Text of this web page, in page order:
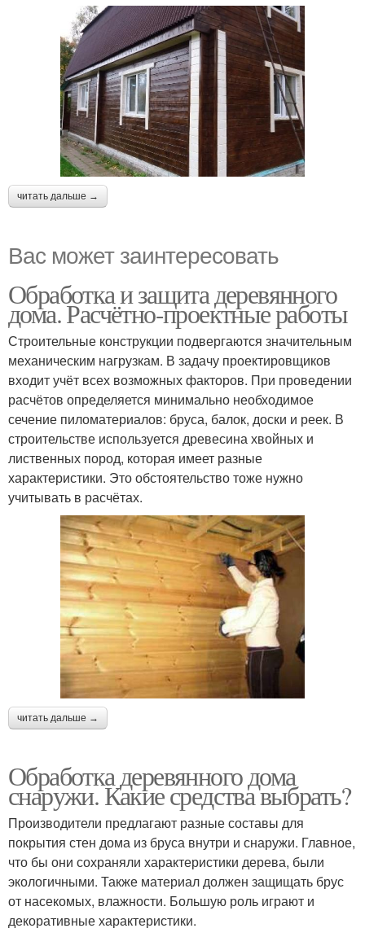
читать дальше →
Вас может заинтересовать
Обработка и защита деревянного
дома. Расчётно-проектные работы
Строительные конструкции подвергаются значительным
механическим нагрузкам. В задачу проектировщиков
входит учёт всех возможных факторов. При проведении
расчётов определяется минимально необходимое
сечение пиломатериалов: бруса, балок, доски и реек. В
строительстве используется древесина хвойных и
лиственных пород, которая имеет разные
характеристики. Это обстоятельство тоже нужно
учитывать в расчётах.
читать дальше →
Обработка деревянного дома
снаружи. Какие средства выбрать?
Производители предлагают разные составы для
покрытия стен дома из бруса внутри и снаружи. Главное,
что бы они сохраняли характеристики дерева, были
экологичными. Также материал должен защищать брус
от насекомых, влажности. Большую роль играют и
декоративные характеристики.